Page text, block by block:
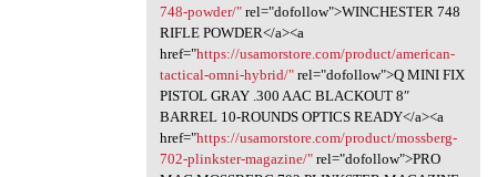
748-powder/"rel="dofollow">WINCHESTER 748
RIFLE POWDER</a><a
href="https://usamorstore.com/product/american-
tactical-omni-hybrid/"rel="dofollow">Q MINI FIX
PISTOL GRAY .300 AAC BLACKOUT 8″
BARREL 10-ROUNDS OPTICS READY</a><a
href="https://usamorstore.com/product/mossberg-
702-plinkster-magazine/"rel="dofollow">PRO